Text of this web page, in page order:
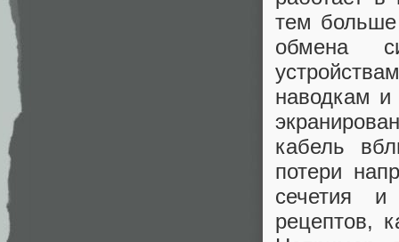
тем больше
обмена
наводкам и
кабель
потери
сечетия
рецептов,